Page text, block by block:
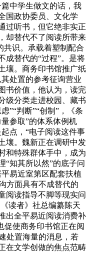
中学生做文的话，我
国政协委员、文化学
过听书，但它绝非实正
却替代不了阅读所带来
共识。承载着塑制配合
成替代的“过程”。是将
壤。商务印书馆推广纸
处置的参考征询营业
书价值，他认为，读完
级分类走进校园、藏书
”“判断”“创制”，《条
参取”的体系体例机
点，“电子阅读这件事
壤。魏新正在调研中发
和特殊群体手中，成为
“知其所以然”的底子问
易近室第区配套扶植
方面具有不成替代的
阅读指导不脚等现实问
读者》社总编纂陈天
出全平易近阅读消费补
促使商务印书馆正在阅
处置海量的消息，若
在文学创做的焦点范畴